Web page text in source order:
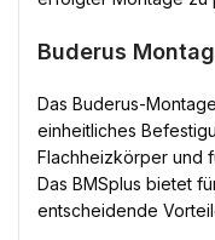
Buderus
Das Buderus-
einheitliches
Flachheizkörper und
Das BMSplus bietet
entscheidende